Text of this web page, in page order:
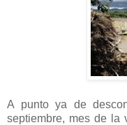
A punto ya de
septiembre, mes de la